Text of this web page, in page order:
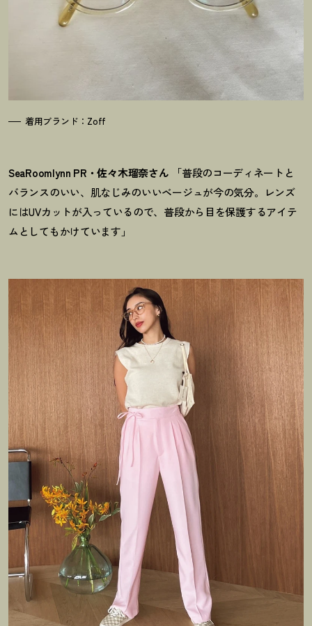
着用ブランド：Zoff
SeaRoomlynn PR・佐々木瑠奈さん 「普段のコーディネートと
バランスのいい、肌なじみのいいベージュが今の気分。レンズ
にはUVカットが入っているので、普段から目を保護するアイテ
ムとしてもかけています」